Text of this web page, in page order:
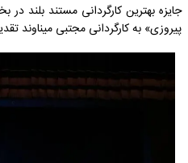
جایزه بهترین کارگردانی مستند بلند
پیروزی» به کارگردانی مجتبی میناوند